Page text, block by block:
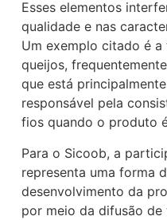
Esses elementos
qualidade e nas
Um exemplo citado é
queijos,
que está
responsável pela
fios quando o produto
Para o Sicoob, a
representa uma forma
desenvolvimento da
por meio da difusão